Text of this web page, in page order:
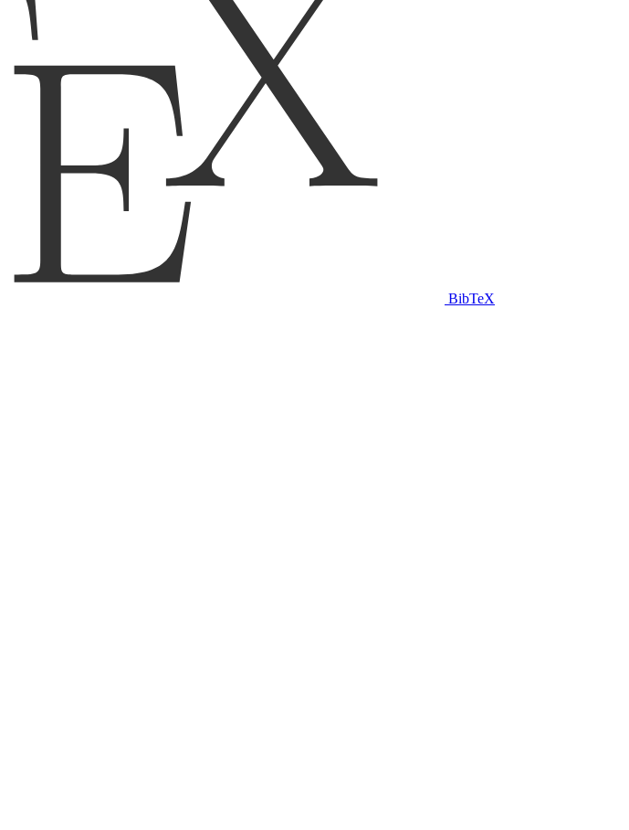
BibTeX